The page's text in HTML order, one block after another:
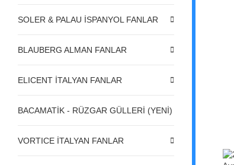
SOLER & PALAU İSPANYOL FANLAR
BLAUBERG ALMAN FANLAR
ELICENT İTALYAN FANLAR
BACAMATİK - RÜZGAR GÜLLERİ (YENİ)
VORTICE İTALYAN FANLAR